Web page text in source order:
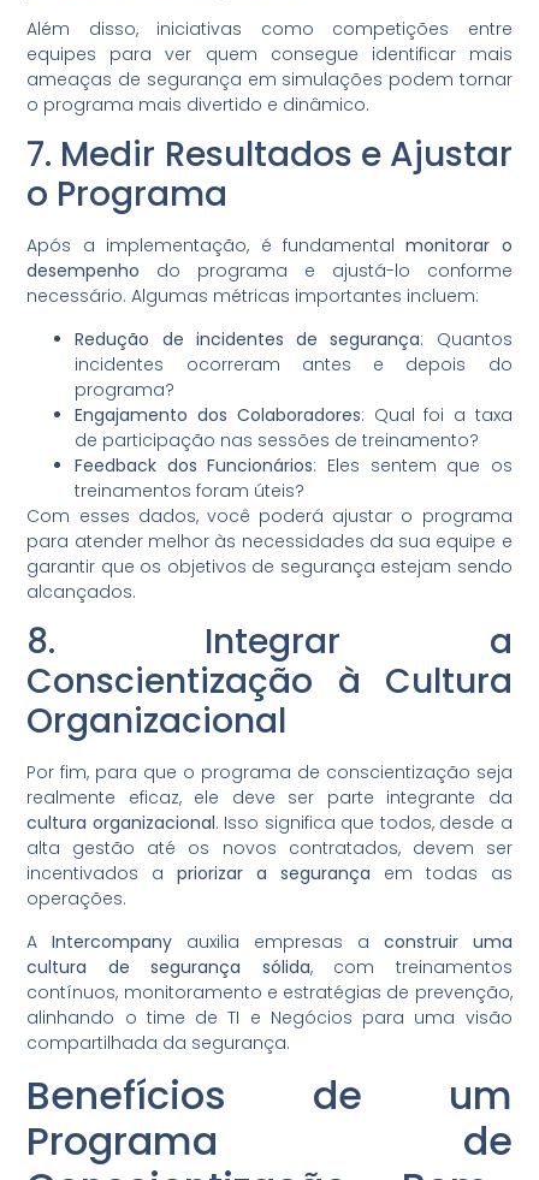
Além disso, iniciativas como competições entre
equipes para ver quem consegue identificar mais
ameaças de segurança em simulações podem tornar
o programa mais divertido e dinâmico.
7. Medir Resultados e Ajustar
o Programa
Após a implementação, é fundamentalmonitorar o
desempenho do programa e ajustá-lo conforme
necessário. Algumas métricas importantes incluem:
Redução de incidentes de segurança: Quantos
incidentes ocorreram antes e depois do
programa?
Engajamento dos Colaboradores: Qual foi a taxa
de participação nas sessões de treinamento?
Feedback dos Funcionários: Eles sentem que os
treinamentos foram úteis?
Com esses dados, você poderá ajustar o programa
para atender melhor às necessidades da sua equipe e
garantir que os objetivos de segurança estejam sendo
alcançados.
8. Integrar a
Conscientização à Cultura
Organizacional
Por fim, para que o programa de conscientização seja
realmente eficaz, ele deve ser parte integrante da
cultura organizacional. Isso significa que todos, desde a
alta gestão até os novos contratados, devem ser
incentivados apriorizar a segurança em todas as
operações.
AIntercompany auxilia empresas a construir uma
cultura de segurança sólida, com treinamentos
contínuos, monitoramento e estratégias de prevenção,
alinhando o time de TI e Negócios para uma visão
compartilhada da segurança.
Benefícios de um
Programa de